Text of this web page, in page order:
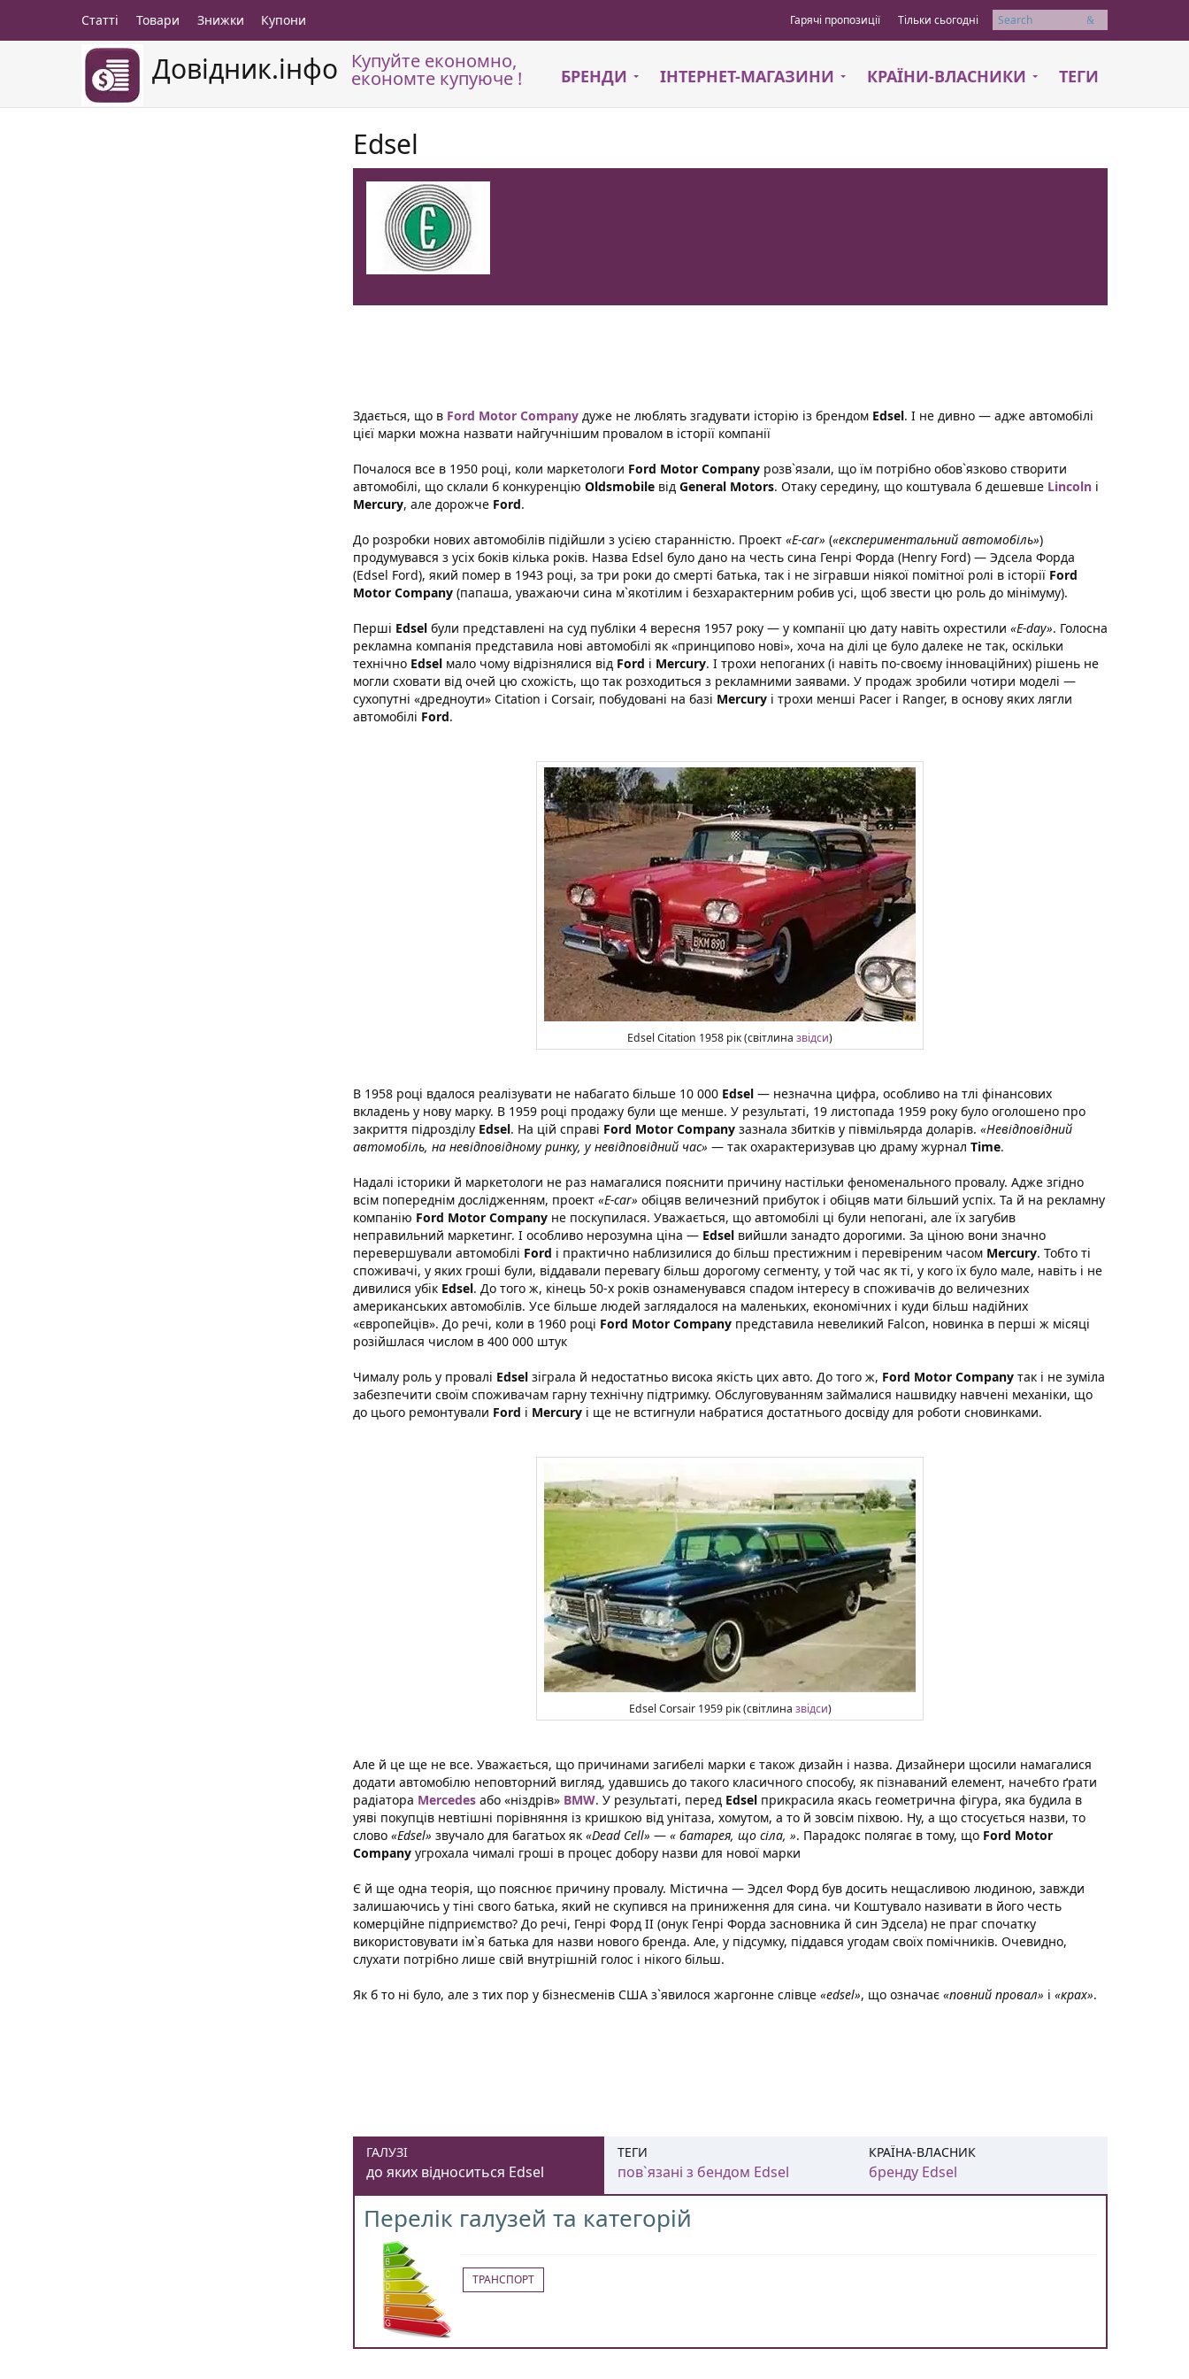
Довідник.інфо Купуйте економно,
економте купуюче ! БРЕНДИ ІНТЕРНЕТ-МАГАЗИНИ КРАЇНИ-ВЛАСНИКИ ТЕГИ
Статті Товари Знижки Купони Гарячі пропозиції Тільки сьогодні Пошук
Edsel
Здається, що в Ford Motor Companyдуже не люблять згадувати історію із брендом Edsel. І не дивно — адже автомобілі
цієї марки можна назвати найгучнішим провалом в історії компанії
Почалося все в 1950 році, коли маркетологи Ford Motor Companyрозв`язали, що їм потрібно обов`язково створити
автомобілі, що склали б конкуренцію Oldsmobileвід General Motors. Отаку середину, що коштувала б дешевше Lincolnі
Mercury, але дорожче Ford.
До розробки нових автомобілів підійшли з усією старанністю. Проект «E-car» («експериментальний автомобіль»)
продумувався з усіх боків кілька років. Назва Edsel було дано на честь сина Генрі Форда (Henry Ford) — Эдсела Форда
(Edsel Ford), який помер в 1943 році, за три роки до смерті батька, так і не зігравши ніякої помітної ролі в історії Ford
Motor Company(папаша, уважаючи сина м`якотілим і безхарактерним робив усі, щоб звести цю роль до мінімуму).
Перші Edselбули представлені на суд публіки 4 вересня 1957 року — у компанії цю дату навіть охрестили «E-day». Голосна
рекламна компанія представила нові автомобілі як «принципово нові», хоча на ділі це було далеке не так, оскільки
технічно Edselмало чому відрізнялися від Ford і Mercury. І трохи непоганих (і навіть по-своєму інноваційних) рішень не
могли сховати від очей цю схожість, що так розходиться з рекламними заявами. У продаж зробили чотири моделі —
сухопутні «дредноути» Citation і Corsair, побудовані на базі Mercuryі трохи менші Pacer і Ranger, в основу яких лягли
автомобілі Ford.
Edsel Citation 1958 рік (світлиназвідси)
В 1958 році вдалося реалізувати не набагато більше 10 000 Edsel— незначна цифра, особливо на тлі фінансових
вкладень у нову марку. В 1959 році продажу були ще менше. У результаті, 19 листопада 1959 року було оголошено про
закриття підрозділу Edsel. На цій справі Ford Motor Companyзазнала збитків у півмільярда доларів. «Невідповідний
автомобіль, на невідповідному ринку, у невідповідний час» — так охарактеризував цю драму журнал Time.
Надалі історики й маркетологи не раз намагалися пояснити причину настільки феноменального провалу. Адже згідно
всім попереднім дослідженням, проект «E-car» обіцяв величезний прибуток і обіцяв мати більший успіх. Та й на рекламну
компанію Ford Motor Companyне поскупилася. Уважається, що автомобілі ці були непогані, але їх загубив
неправильний маркетинг. І особливо нерозумна ціна — Edselвийшли занадто дорогими. За ціною вони значно
перевершували автомобілі Ford і практично наблизилися до більш престижним і перевіреним часом Mercury. Тобто ті
споживачі, у яких гроші були, віддавали перевагу більш дорогому сегменту, у той час як ті, у кого їх було мале, навіть і не
дивилися убік Edsel. До того ж, кінець 50-х років ознаменувався спадом інтересу в споживачів до величезних
американських автомобілів. Усе більше людей заглядалося на маленьких, економічних і куди більш надійних
«європейців». До речі, коли в 1960 році Ford Motor Companyпредставила невеликий Falcon, новинка в перші ж місяці
розійшлася числом в 400 000 штук
Чималу роль у провалі Edselзіграла й недостатньо висока якість цих авто. До того ж, Ford Motor Companyтак і не зуміла
забезпечити своїм споживачам гарну технічну підтримку. Обслуговуванням займалися нашвидку навчені механіки, що
до цього ремонтували Ford і Mercuryі ще не встигнули набратися достатнього досвіду для роботи сновинками.
Edsel Corsair 1959 рік (світлина звідси)
Але й це ще не все. Уважається, що причинами загибелі марки є також дизайн і назва. Дизайнери щосили намагалися
додати автомобілю неповторний вигляд, удавшись до такого класичного способу, як пізнаваний елемент, начебто ґрати
радіатора Mercedesабо «ніздрів» BMW. У результаті, перед Edselприкрасила якась геометрична фігура, яка будила в
уяві покупців невтішні порівняння із кришкою від унітаза, хомутом, а то й зовсім піхвою. Ну, а що стосується назви, то
слово «Edsel» звучало для багатьох як «Dead Cell» — « батарея, що сіла, ». Парадокс полягає в тому, що Ford Motor
Companyугрохала чималі гроші в процес добору назви для нової марки
Є й ще одна теорія, що пояснює причину провалу. Містична — Эдсел Форд був досить нещасливою людиною, завжди
залишаючись у тіні свого батька, який не скупився на приниження для сина. чи Коштувало називати в його честь
комерційне підприємство? До речі, Генрі Форд II (онук Генрі Форда засновника й син Эдсела) не праг спочатку
використовувати ім`я батька для назви нового бренда. Але, у підсумку, піддався угодам своїх помічників. Очевидно,
слухати потрібно лише свій внутрішній голос і нікого більш.
Як б то ні було, але з тих пор у бізнесменів США з`явилося жаргонне слівце «edsel», що означає «повний провал» і «крах».
ГАЛУЗІ
до яких відноситься Edsel
Перелік галузей та категорій
ТРАНСПОРТ
ТЕГИ
пов`язані з бендом Edsel
КРАЇНА-ВЛАСНИК
бренду Edsel